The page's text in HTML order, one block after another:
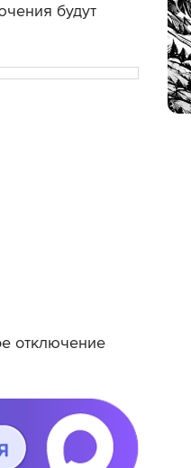
будут
отключение